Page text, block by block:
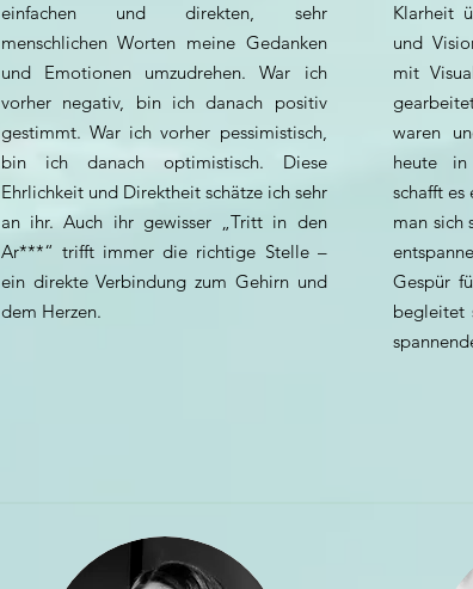
einfachen und direkten, sehr
menschlichen Worten meine Gedanken
und Emotionen umzudrehen. War ich
vorher negativ, bin ich danach positiv
gestimmt. War ich vorher pessimistisch,
bin ich danach optimistisch. Diese
Ehrlichkeit und Direktheit schätze ich sehr
an ihr. Auch ihr gewisser „Tritt in den
Ar***“ trifft immer die richtige Stelle –
ein direkte Verbindung zum Gehirn und
dem Herzen.
Klarheit
und
mit
waren
heute
schafft es
man sich
Gespür
begleitet